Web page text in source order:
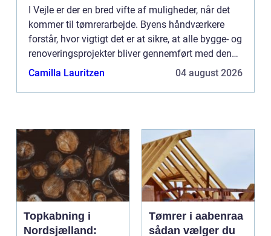
I Vejle er der en bred vifte af muligheder, når det
kommer til tømrerarbejde. Byens håndværkere
forstår, hvor vigtigt det er at sikre, at alle bygge- og
renoveringsprojekter bliver gennemført med den
højes...
Camilla Lauritzen 04 august 2026
Topkabning i
Nordsjælland:
Tømrer i aabenraa
sådan vælger du